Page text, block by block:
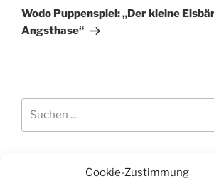
Cookie-Zustimmung
Beitrag
Wodo Puppenspiel: „Der kleine
Angsthase“